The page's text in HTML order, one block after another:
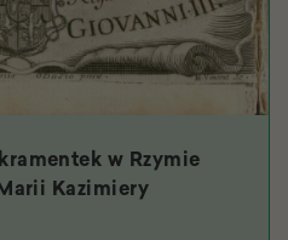
w Rzymie
Kazimiery